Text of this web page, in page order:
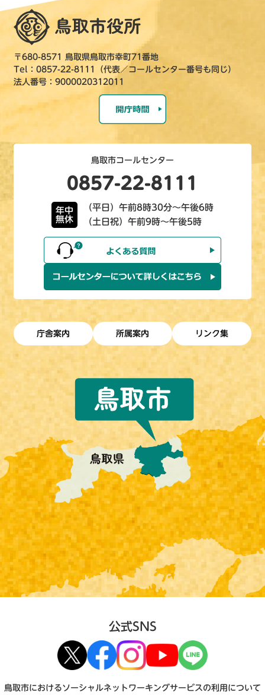
〒680-8571 鳥取県鳥取市幸町71番地
Tel：0857-22-8111（代表／コールセンター番号も同じ）
法人番号：9000020312011
鳥取市コールセンター
0857-22-8111
年中
無休
（平日）午前8時30分～午後6時
（土日祝）午前9時～午後5時
庁舎案内 所属案内 リンク集
公式SNS
鳥取市におけるソーシャルネットワーキングサービスの利用について